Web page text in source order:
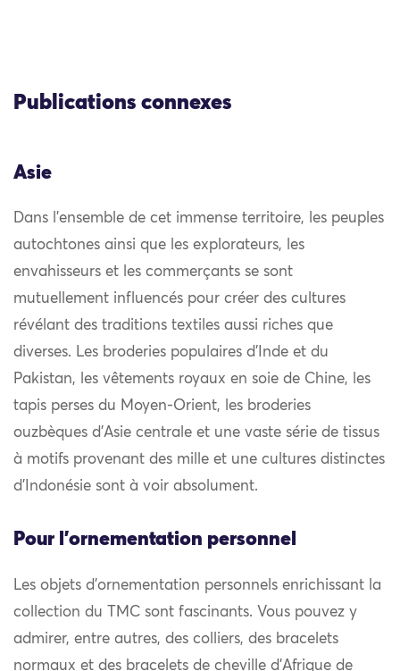
Publications connexes
Asie
Dans l’ensemble de cet immense territoire, les peuples
autochtones ainsi que les explorateurs, les
envahisseurs et les commerçants se sont
mutuellement influencés pour créer des cultures
révélant des traditions textiles aussi riches que
diverses. Les broderies populaires d’Inde et du
Pakistan, les vêtements royaux en soie de Chine, les
tapis perses du Moyen-Orient, les broderies
ouzbèques d’Asie centrale et une vaste série de tissus
à motifs provenant des mille et une cultures distinctes
d’Indonésie sont à voir absolument.
Pour l'ornementation personnel
Les objets d’ornementation personnels enrichissant la
collection du TMC sont fascinants. Vous pouvez y
admirer, entre autres, des colliers, des bracelets
normaux et des bracelets de cheville d’Afrique de